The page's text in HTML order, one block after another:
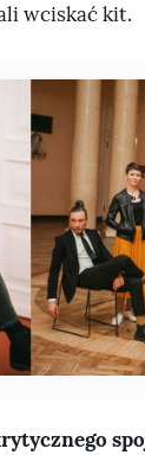
wciskać kit.